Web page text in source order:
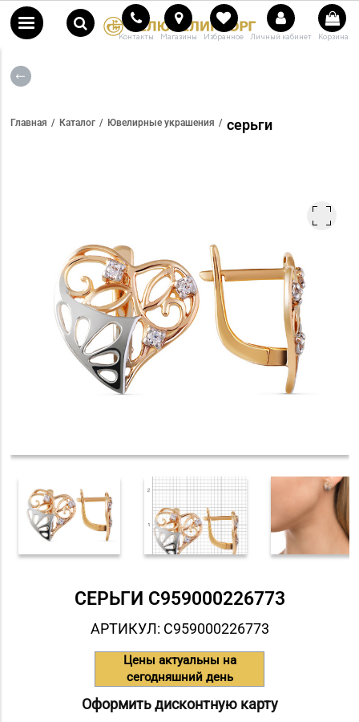
Контакты Магазины Избранное Личный кабинет Корзина
Главная Каталог Ювелирные украшения серьги
СЕРЬГИ С959000226773
АРТИКУЛ: С959000226773
Цены актуальны на
сегодняшний день
Оформить дисконтную карту